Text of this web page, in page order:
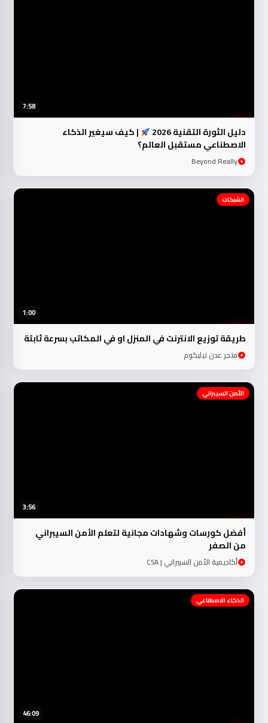
7:58
دليل الثورة التقنية 2026
| كيف سيغير الذكاء
الاصطناعي مستقبل العالم؟
Beyond Really
1:00
الشبكات
طريقة توزيع الانترنت في المنزل او في المكاتب بسرعة ثابتة
متجر عدن تيليكوم
3:56
الأمن السيبراني
أفضل كورسات وشهادات مجانية لتعلم الأمن السيبراني
من الصفر
أكاديمية الأمن السبيراني | CSA
46:09
الذكاء الاصطناعي